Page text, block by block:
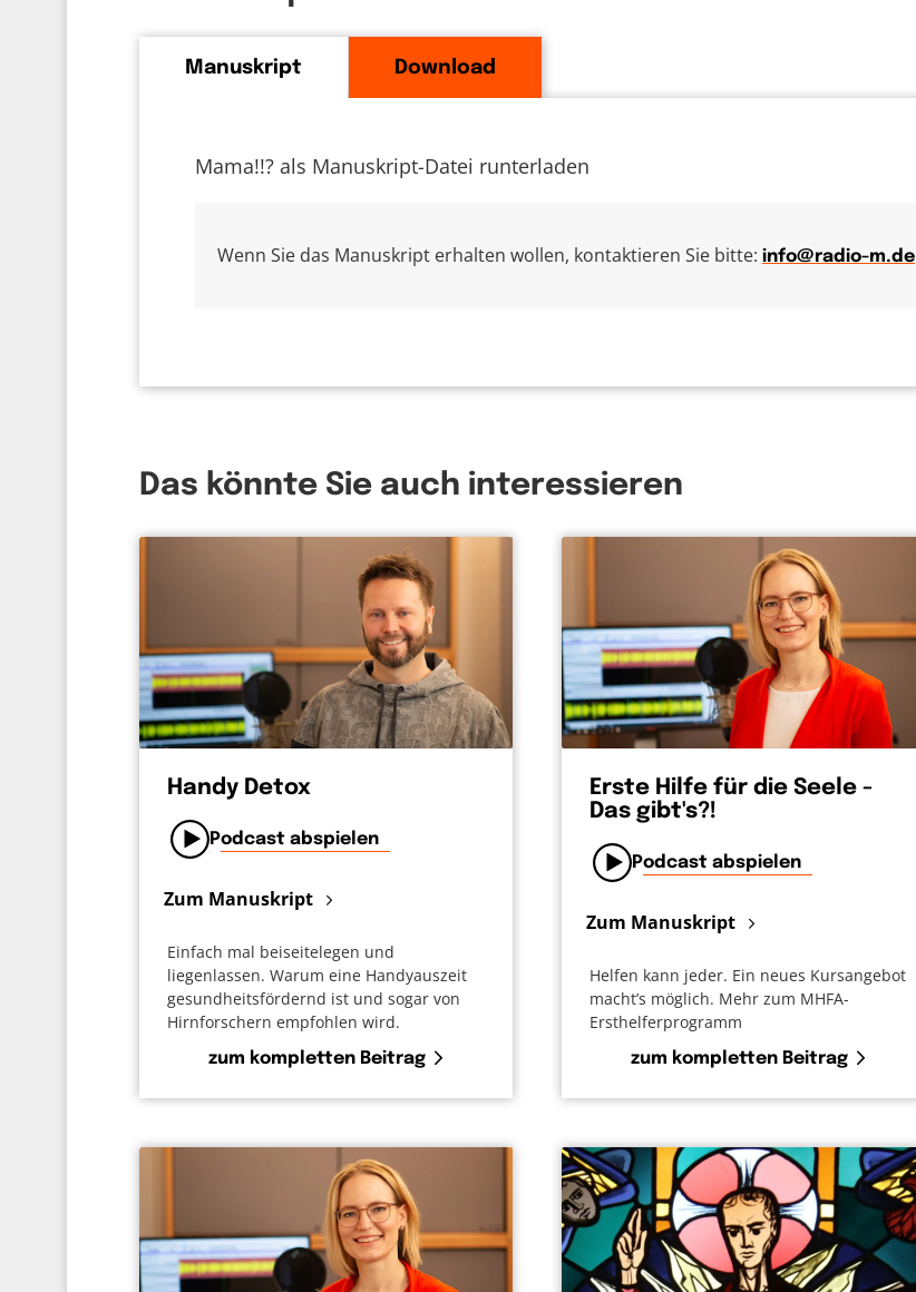
Manuskript Download
Mama!!? als Manuskript-Datei runterladen
Wenn Sie das Manuskript erhalten wollen, kontaktieren Sie bitte: info@radio-m.de
Das könnte Sie auch interessieren
Handy Detox
Podcast abspielen
Zum Manuskript
Einfach mal beiseitelegen und
liegenlassen. Warum eine Handyauszeit
gesundheitsfördernd ist und sogar von
Hirnforschern empfohlen wird.
zum kompletten Beitrag
Erste Hilfe für die Seele -
Das gibt's?!
Podcast abspielen
Zum Manuskript
Helfen kann jeder. Ein neues Kursangebot
macht’s möglich. Mehr zum MHFA-
Ersthelferprogramm
zum kompletten Beitrag